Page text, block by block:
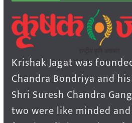
Krishak Jagat was
Chandra Bondriya and
Shri Suresh Chandra
two were like minded